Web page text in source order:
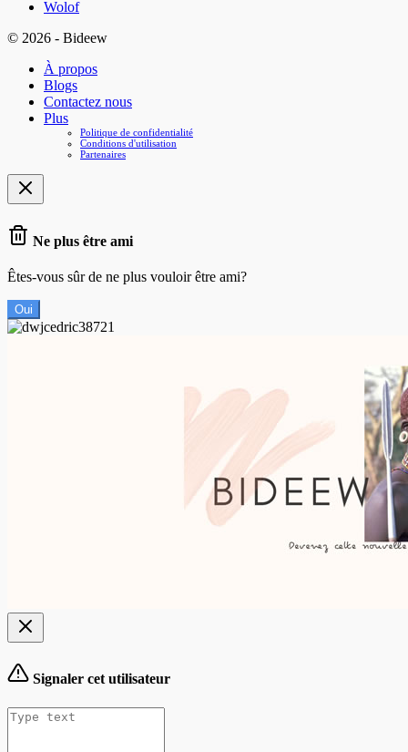
Wolof
© 2026 - Bideew
À propos
Blogs
Contactez nous
Plus
Politique de confidentialité
Conditions d'utilisation
Partenaires
Ne plus être ami
Êtes-vous sûr de ne plus vouloir être ami?
Oui
Signaler cet utilisateur